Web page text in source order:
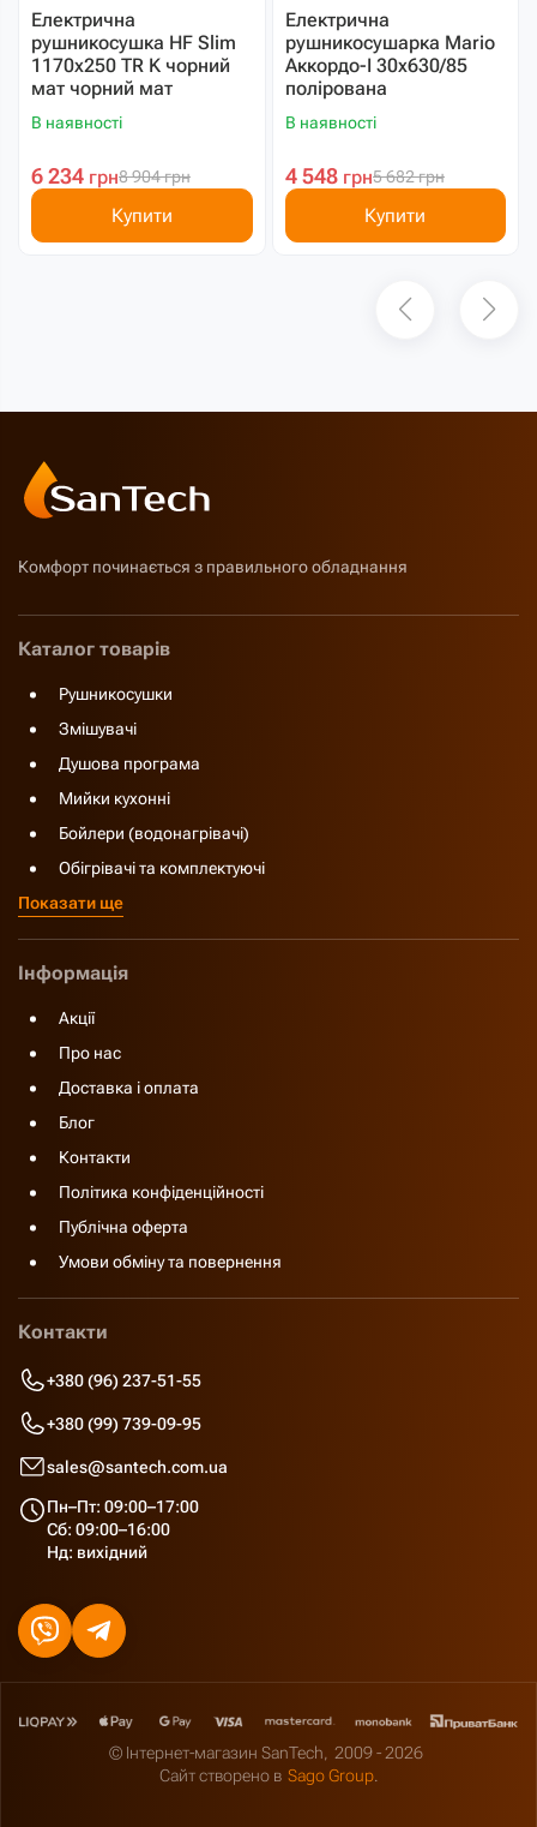
Електрична
рушникосушка HF Slim
1170х250 TR K чорний
мат чорний мат
В наявності
8 904грн
6 234 грн
Купити
Електрична
рушникосушарка Mario
Аккордо-I 30х630/85
полірована
В наявності
5 682грн
4 548 грн
Купити
Комфорт починається з правильного обладнання
Каталог товарів
Рушникосушки
Змішувачі
Душова програма
Мийки кухонні
Бойлери (водонагрівачі)
Обігрівачі та комплектуючі
Показати ще
Інформація
Акції
Про нас
Доставка і оплата
Блог
Контакти
Політика конфіденційності
Публічна оферта
Умови обміну та повернення
Контакти
+380 (96) 237-51-55
+380 (99) 739-09-95
sales@santech.com.ua
Пн–Пт: 09:00–17:00
Сб: 09:00–16:00
Нд: вихідний
© Інтернет-магазин SanTech,
2009 - 2026
Сайт створено в Sago Group